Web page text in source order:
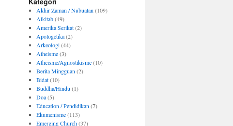
Akhir Zaman / Nubuatan (109)
Alkitab(49)
Amerika Serikat(2)
Apologetika(2)
Arkeologi(44)
Atheisme(3)
Atheisme/Agnostikisme(10)
Berita Mingguan (2)
Bidat(10)
Buddha/Hindu (1)
Doa(5)
Education / Pendidikan (7)
Ekumenisme(113)
Emerging Church(37)